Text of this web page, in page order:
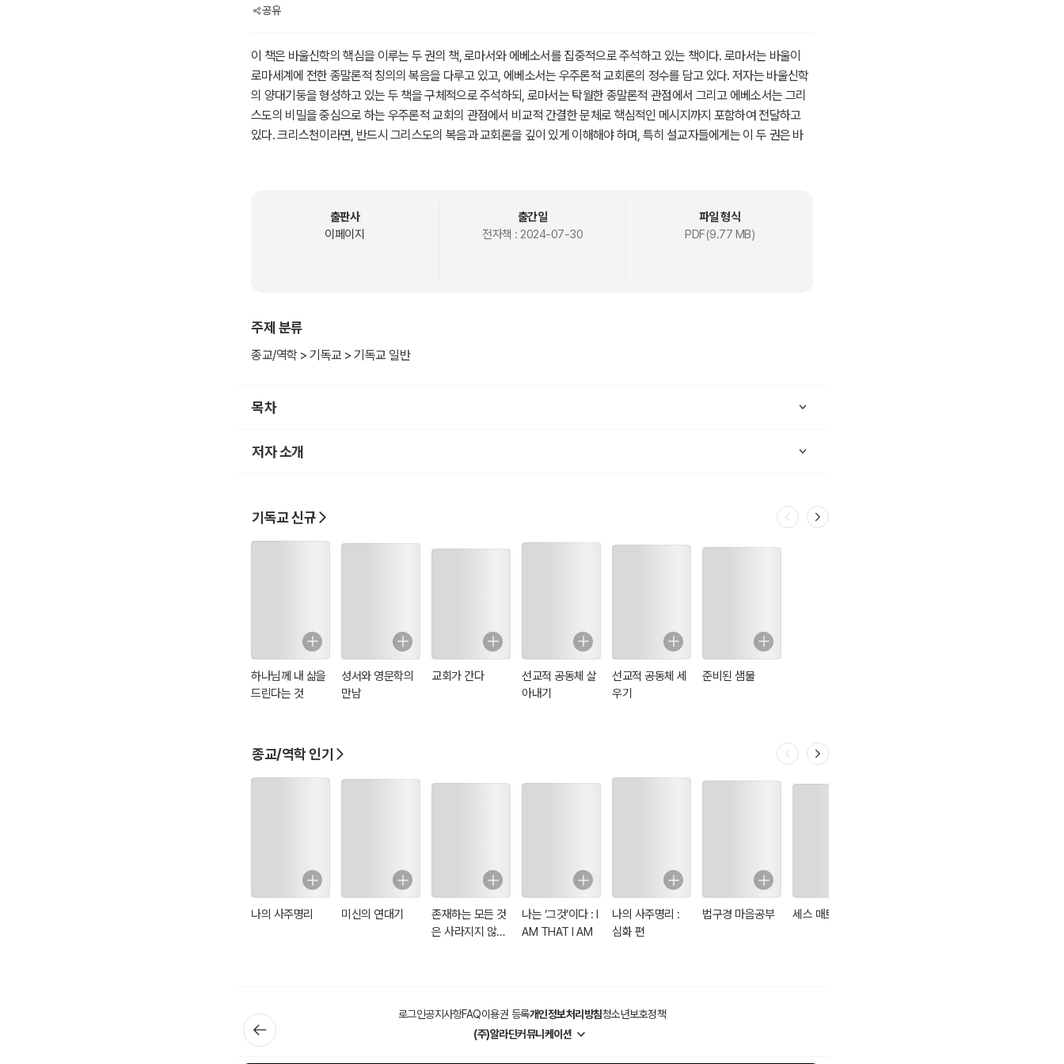
공유
이 책은 바울신학의 핵심을 이루는 두 권의 책, 로마서와 에베소서를 집중적으로 주석하고 있는 책이다. 로마서는 바울이
로마세계에 전한 종말론적 칭의의 복음을 다루고 있고, 에베소서는 우주론적 교회론의 정수를 담고 있다. 저자는 바울신학
의 양대기둥을 형성하고 있는 두 책을 구체적으로 주석하되, 로마서는 탁월한 종말론적 관점에서 그리고 에베소서는 그리
스도의 비밀을 중심으로 하는 우주론적 교회의 관점에서 비교적 간결한 문체로 핵심적인 메시지까지 포함하여 전달하고
있다. 크리스천이라면, 반드시 그리스도의 복음과 교회론을 깊이 있게 이해해야 하며, 특히 설교자들에게는 이 두 권은 바
출판사
이페이지
출간일
전자책 : 2024-07-30
파일 형식
PDF(9.77 MB)
주제 분류
종교/역학 > 기독교 > 기독교 일반
목차
저자 소개
기독교 신규
하나님께 내 삶을
드린다는 것
성서와 영문학의
만남
교회가 간다
선교적 공동체 살
아내기
선교적 공동체 세
우기
준비된 샘물
종교/역학 인기
나의 사주명리 미신의 연대기
존재하는 모든 것
은 사라지지 않는
나는 ‘그것’이다 : I
AM THAT I AM
나의 사주명리 :
심화 편
법구경 마음공부 세스 매트리얼
로그인공지사항FAQ이용권 등록개인정보처리방침청소년보호정책
(주)알라딘커뮤니케이션